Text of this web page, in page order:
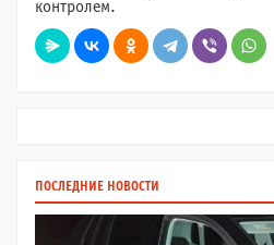
контролем.
ПОСЛЕДНИЕ НОВОСТИ